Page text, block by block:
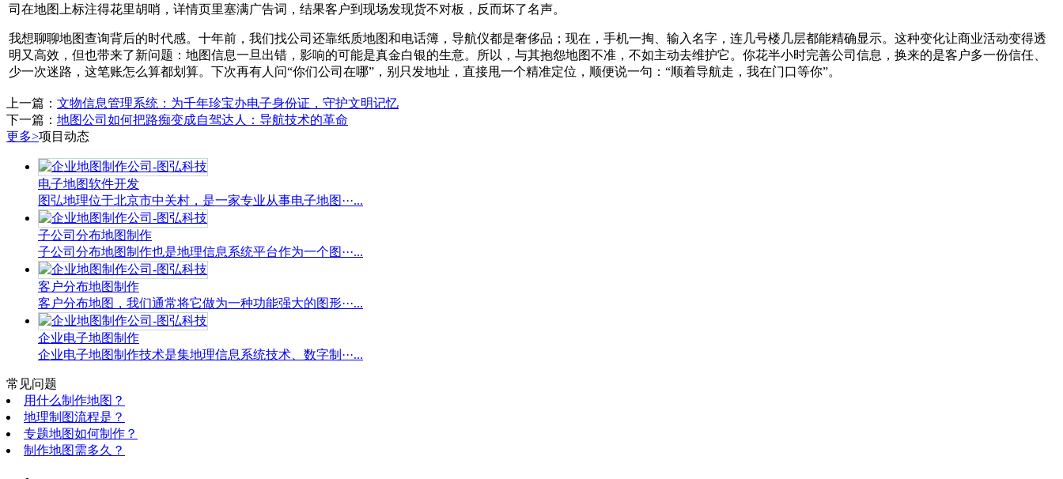
司在地图上标注得花里胡哨，详情页里塞满广告词，结果客户到现场发现货不对板，反而坏了名声。
我想聊聊地图查询背后的时代感。十年前，我们找公司还靠纸质地图和电话簿，导航仪都是奢侈品；现在，手机一掏、输入名字，连几号楼几层都能精确显示。这种变化让商业活动变得透
明又高效，但也带来了新问题：地图信息一旦出错，影响的可能是真金白银的生意。所以，与其抱怨地图不准，不如主动去维护它。你花半小时完善公司信息，换来的是客户多一份信任、
少一次迷路，这笔账怎么算都划算。下次再有人问“你们公司在哪”，别只发地址，直接甩一个精准定位，顺便说一句：“顺着导航走，我在门口等你”。
上一篇： 文物信息管理系统：为千年珍宝办电子身份证，守护文明记忆
下一篇： 地图公司如何把路痴变成自驾达人：导航技术的革命
更多>项目动态
电子地图软件开发
图弘地理位于北京市中关村，是一家专业从事电子地图···...
子公司分布地图制作
子公司分布地图制作也是地理信息系统平台作为一个图···...
客户分布地图制作
客户分布地图，我们通常将它做为一种功能强大的图形···...
企业电子地图制作
企业电子地图制作技术是集地理信息系统技术、数字制···...
常见问题
用什么制作地图？
地理制图流程是？
专题地图如何制作？
制作地图需多久？